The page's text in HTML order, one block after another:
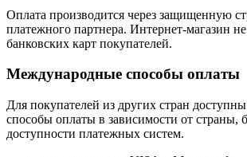
Оплата производится через защищенную
платежного партнера. Интернет-магазин
банковских карт покупателей.
Международные способы оплаты
Для покупателей из других стран
способы оплаты в зависимости от страны,
доступности платежных систем.